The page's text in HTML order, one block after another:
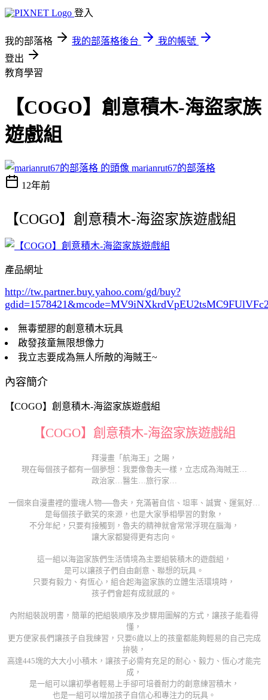
登入
我的部落格 我的部落格後台
我的帳號
登出
教育學習
【COGO】創意積木-海盜家族
遊戲組
marianrut67的部落格
12年前
【COGO】創意積木-海盜家族遊戲組
產品網址
http://tw.partner.buy.yahoo.com/gd/buy?
gdid=1578421
無毒塑膠的創意積木玩具
啟發孩童無限想像力
我立志要成為無人所敵的海賊王~
內容簡介
【COGO】創意積木-海盜家族遊戲組
【COGO】創意積木-海盜家族遊戲組
拜漫畫「航海王」之賜，
現在每個孩子都有一個夢想：我要像魯夫一樣，立志成為海賊王…
政治家…醫生…旅行家…
一個來自漫畫裡的靈魂人物──魯夫，充滿著自信、坦率、誠實、運氣好…
是每個孩子歡笑的來源，也是大家爭相學習的對象，
不分年紀，只要有接觸到，魯夫的精神就會常常浮現在腦海，
讓大家都變得更有志向。
這一組以海盜家族們生活情境為主要組裝積木的遊戲組，
是可以讓孩子們自由創意、聯想的玩具。
只要有毅力、有恆心，組合起海盜家族的立體生活環境時，
孩子們會超有成就感的。
內附組裝說明書，簡單的把組裝順序及步驟用圖解的方式，讓孩子能看得
懂，
更方便家長們讓孩子自我練習，只要6歲以上的孩童都能夠輕易的自己完成
拚裝，
高達445塊的大大小小積木，讓孩子必需有充足的耐心、毅力、恆心才能完
成，
是一組可以讓初學者輕易上手卻可培養耐力的創意練習積木，
也是一組可以增加孩子自信心和專注力的玩具。